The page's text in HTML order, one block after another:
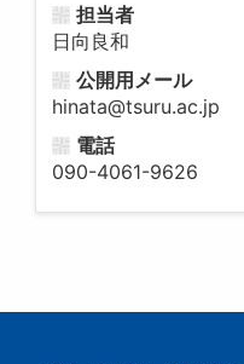
担当者
日向良和
公開用メール
hinata@tsuru.ac.jp
電話
090-4061-9626